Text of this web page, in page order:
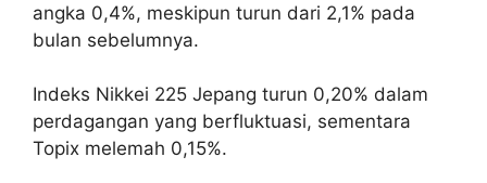
angka 0,4%, meskipun turun dari 2,1% pada
bulan sebelumnya.
Indeks Nikkei 225 Jepang turun 0,20% dalam
perdagangan yang berfluktuasi, sementara
Topix melemah 0,15%.